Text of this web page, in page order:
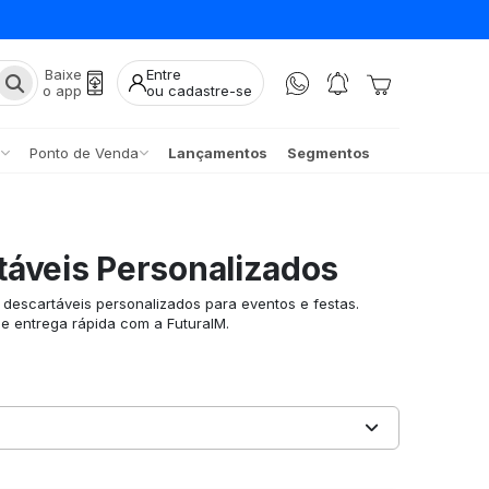
Baixe
o app
Entre
ou cadastre-se
Ponto de Venda Lançamentos Segmentos
Personalizados
personalizados para eventos e festas.
entrega rápida com a FuturaIM.